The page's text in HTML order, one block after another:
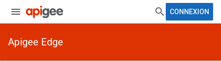
CONNEXION
Apigee Edge